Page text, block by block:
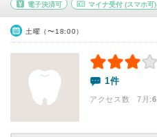
電子決済可 マイナ受付(スマホ可)
土曜（〜18:00）
1件
アクセス数 7月:6